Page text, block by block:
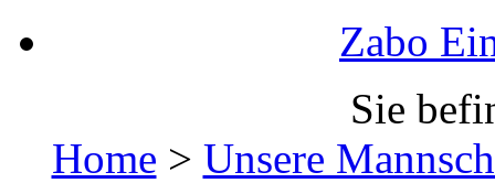
Zabo
Sie
Home > Unsere